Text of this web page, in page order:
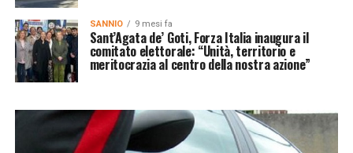
SANNIO 9 mesi fa
Sant’Agata de’ Goti, Forza Italia inaugura il
comitato elettorale: “Unità, territorio e
meritocrazia al centro della nostra azione”